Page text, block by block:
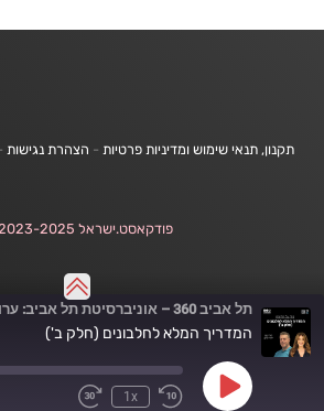
תל אביב 360 – אוניברסיטת תל אביב: ערוץ הפודקסטים
המדריך המלא לחלבונים (חלק ב')
Play
Rewind
1x
Fast
תקנון, תנאי שימוש ומדיניות פרטיות - הצהרת נגישות
פודקאסט.ישראל 2023-2025 ©